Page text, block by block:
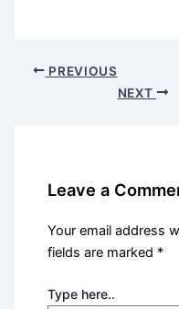
PREVIOUS
NEXT
Leave a
Your email address
fields are marked *
Type here..